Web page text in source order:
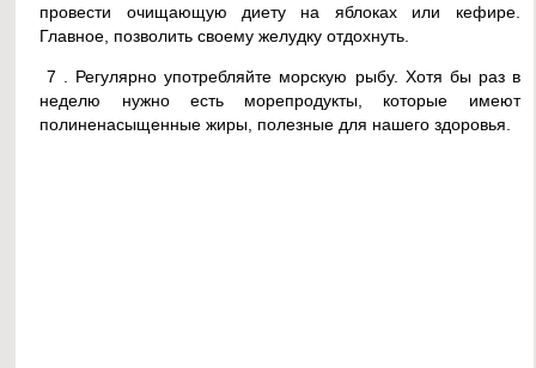
провести очищающую диету на яблоках или кефире.
Главное, позволить своему желудку отдохнуть.
7 . Регулярно употребляйте морскую рыбу. Хотя бы раз в
неделю нужно есть морепродукты, которые имеют
полиненасыщенные жиры, полезные для нашего здоровья.